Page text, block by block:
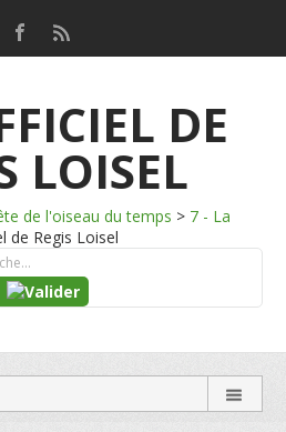
DE
LOISEL
de l'oiseau du temps > 7 - La
de Regis Loisel